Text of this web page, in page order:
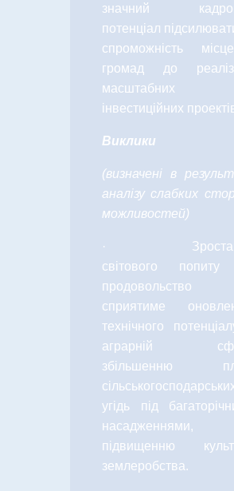
значний
потенціал
спроможність
громад до
масштабних
інвестиційних
Виклики
(визначені в
аналізу слабких
можливостей)
·
світового
продовольство
сприятиме
технічного
аграрній
збільшенню
угідь під
насадженнями,
підвищенню
землеробства.